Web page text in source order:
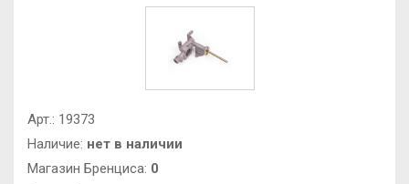
Арт.: 19373
Наличие: нет в наличии
Магазин Бренциса: 0